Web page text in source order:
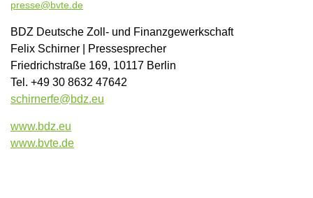
presse@bvte.de
BDZ Deutsche Zoll- und Finanzgewerkschaft
Felix Schirner | Pressesprecher
Friedrichstraße 169, 10117 Berlin
Tel. +49 30 8632 47642
schirnerfe@bdz.eu
www.bdz.eu
www.bvte.de